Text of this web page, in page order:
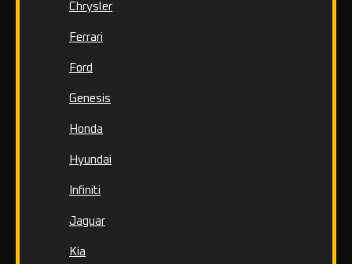
Chrysler
Ferrari
Ford
Genesis
Honda
Hyundai
Infiniti
Jaguar
Kia